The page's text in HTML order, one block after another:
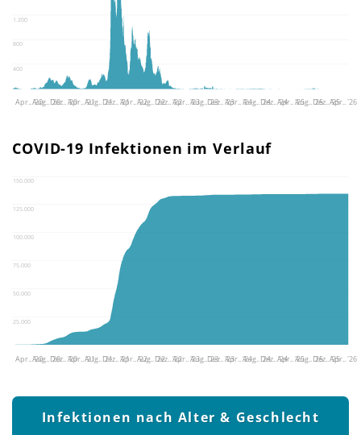
400
800
1.200
Apr.. '20Aug.. '20Dez.. '20Apr.. '21Aug.. '21Dez.. '21Apr.. '22Aug.. '22Dez.. '22Apr.. '23Aug.. '23Dez.. '23Apr.. '24Aug.. '24Dez.. '24Apr.. '25Aug.. '25Dez.. '25Apr.. '26
COVID-19 Infektionen im Verlauf
25.000
50.000
75.000
100.000
125.000
150.000
Apr.. '20Aug.. '20Dez.. '20Apr.. '21Aug.. '21Dez.. '21Apr.. '22Aug.. '22Dez.. '22Apr.. '23Aug.. '23Dez.. '23Apr.. '24Aug.. '24Dez.. '24Apr.. '25Aug.. '25Dez.. '25Apr.. '26
Infektionen nach Alter & Geschlecht